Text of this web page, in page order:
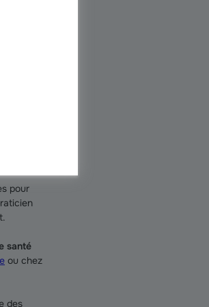
pour
santé
ou chez
des